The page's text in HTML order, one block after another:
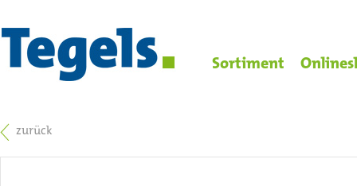
Sortiment
zurück